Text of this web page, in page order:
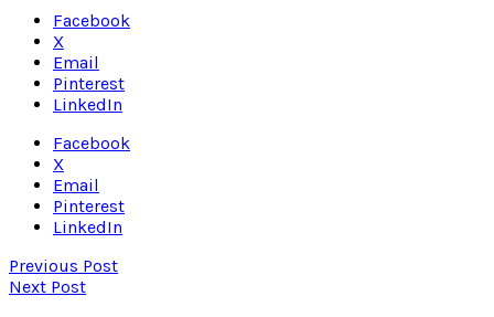
Facebook
X
Email
Pinterest
LinkedIn
Facebook
X
Email
Pinterest
LinkedIn
Previous Post
Next Post